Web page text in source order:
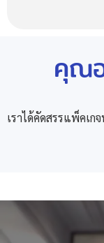
คุณ
เราได้คัดสรรแพ็คเ